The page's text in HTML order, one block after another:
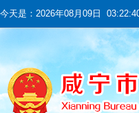
今天是： 2026年08月09日